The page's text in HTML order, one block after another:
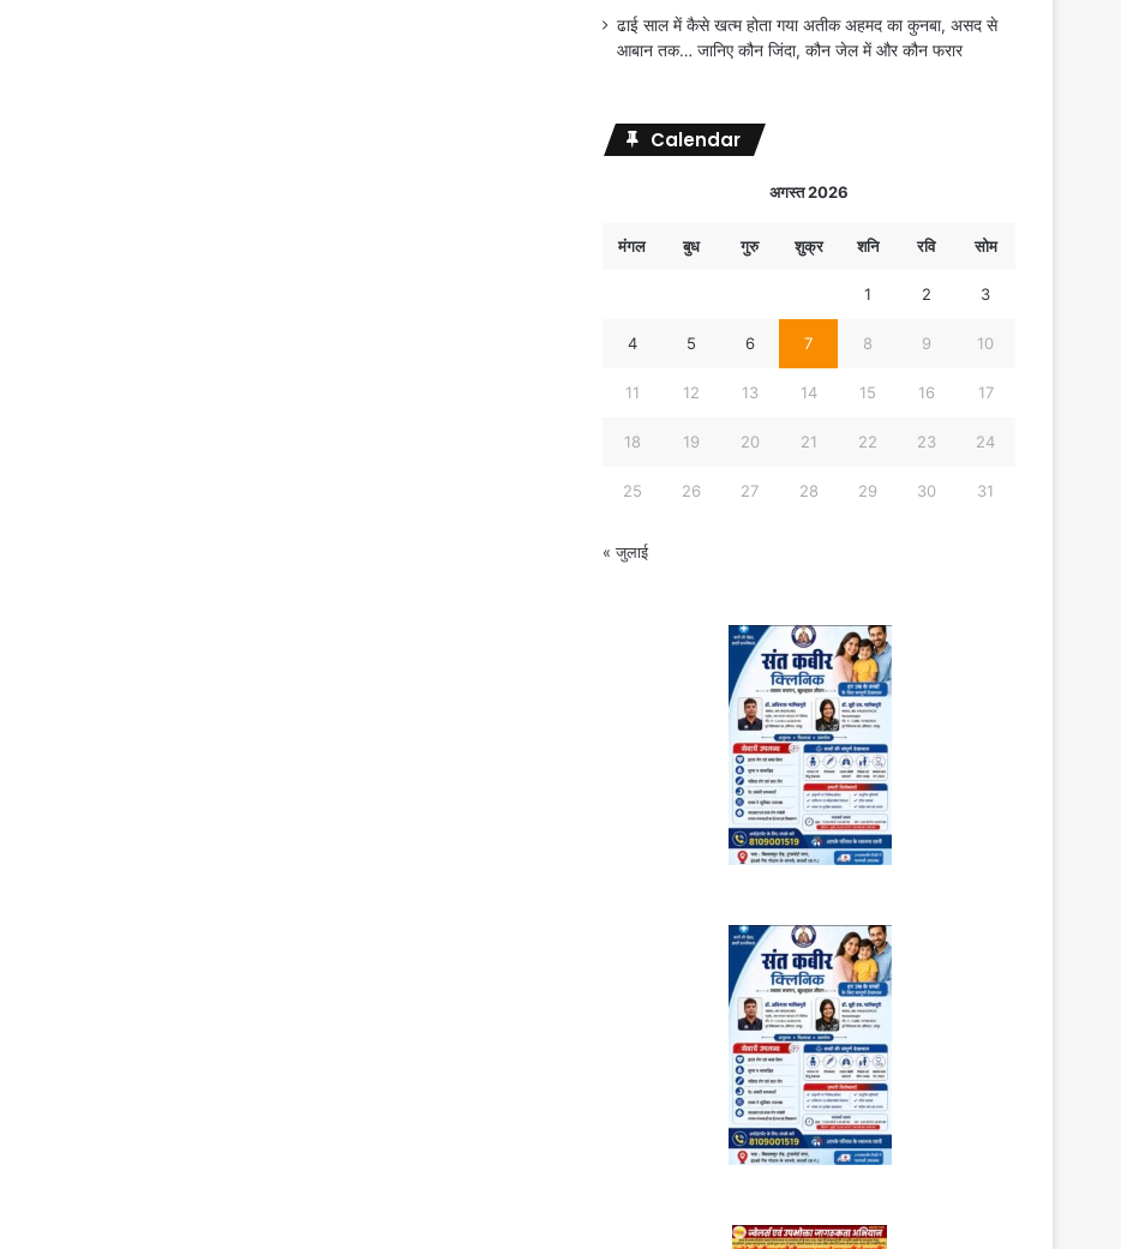
ढाई साल में कैसे खत्म होता गया अतीक अहमद का कुनबा, असद से
आबान तक… जानिए कौन जिंदा, कौन जेल में और कौन फरार
Calendar
अगस्त 2026
मंगल बुध गुरु शुक्र शनि रवि सोम
1 2 3
4 5 6 7 8 9 10
11 12 13 14 15 16 17
18 19 20 21 22 23 24
25 26 27 28 29 30 31
« जुलाई